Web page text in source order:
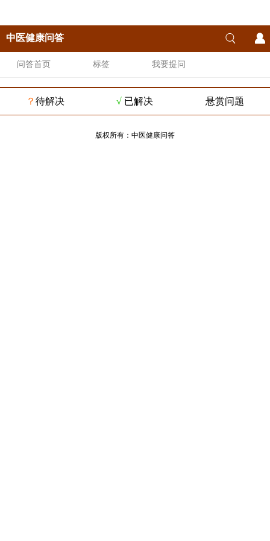
中医健康问答
问答首页 标签 我要提问
？ 待解决 √ 已解决 悬赏问题
版权所有： 中医健康问答